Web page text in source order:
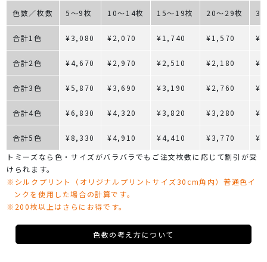
色数／枚数 5～9枚 10～14枚 15～19枚 20～29枚
合計1色 ¥3,080 ¥2,070 ¥1,740 ¥1,570
合計2色 ¥4,670 ¥2,970 ¥2,510 ¥2,180
合計3色 ¥5,870 ¥3,690 ¥3,190 ¥2,760
合計4色 ¥6,830 ¥4,320 ¥3,820 ¥3,280
合計5色 ¥8,330 ¥4,910 ¥4,410 ¥3,770
トミーズなら色・サイズがバラバラでもご注文枚数に応じて割引が受
けられます。
※シルクプリント（オリジナルプリントサイズ30cm角内）普通色イ
ンクを使用した場合の計算です。
※200枚以上はさらにお得です。
色数の考え方について